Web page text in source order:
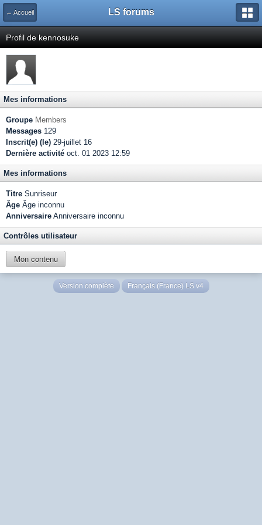
← Accueil LS forums
Profil de kennosuke
Mes informations
Groupe Members
Messages 129
Inscrit(e) (le) 29-juillet 16
Dernière activité oct. 01 2023 12:59
Mes informations
Titre Sunriseur
Âge Âge inconnu
Anniversaire Anniversaire inconnu
Contrôles utilisateur
Mon contenu
Version complète Français (France) LS v4